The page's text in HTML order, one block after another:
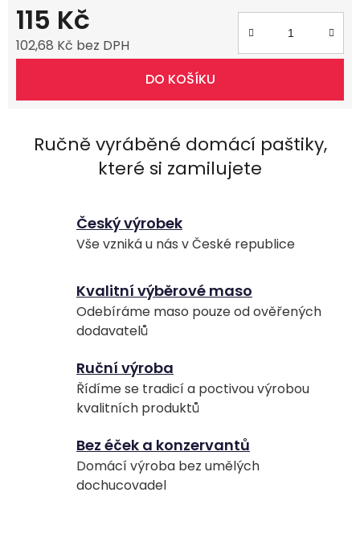
115 Kč
102,68 Kč bez DPH
DO KOŠÍKU
Český výrobek
Vše vzniká u nás v České republice
Kvalitní výběrové maso
Odebíráme maso pouze od ověřených
dodavatelů
Ruční výroba
Řídíme se tradicí a poctivou výrobou
kvalitních produktů
Bez éček a konzervantů
Domácí výroba bez umělých
dochucovadel